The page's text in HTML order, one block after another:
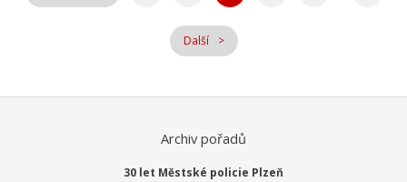
Další
Archiv pořadů
30 let Městské policie Plzeň